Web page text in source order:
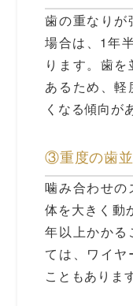
歯の重なりが
場合は、1年
ります。歯
あるため、
くなる傾向が
③重度の歯
噛み合わせの
体を大きく動
年以上かかる
ては、ワイヤ
こともあります